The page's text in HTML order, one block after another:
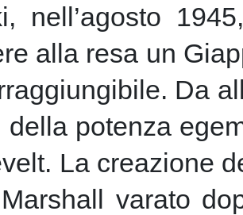
nell’agosto
alla resa un
Da
della potenza
La creazione
varato